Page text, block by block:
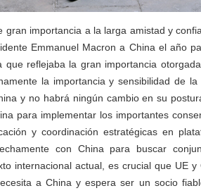
gran importancia a la larga amistad y
Emmanuel Macron a China el año
que reflejaba la gran importancia
la importancia y sensibilidad de la
y no habrá ningún cambio en su
para implementar los importantes
y coordinación estratégicas en
con China para buscar
internacional actual, es crucial que UE
a China y espera ser un socio